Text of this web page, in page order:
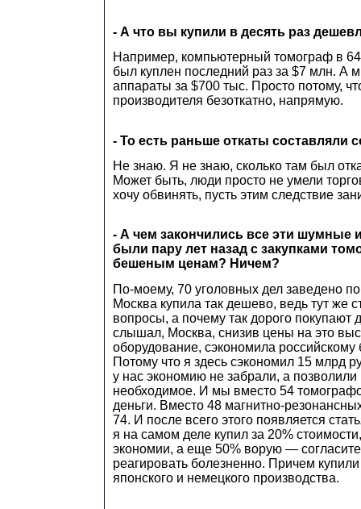
- А что вы купили в десять раз
Например, компьютерный томограф в 64
был куплен последний раз за $7 млн. А
аппараты за $700 тыс. Просто потому,
производителя безоткатно, напрямую.
- То есть раньше откаты составляли
Не знаю. Я не знаю, сколько там был
Может быть, люди просто не умели
хочу обвинять, пусть этим следствие
- А чем закончились все эти шумные
были пару лет назад с закупками
бешеным ценам? Ничем?
По-моему, 70 уголовных дел заведено
Москва купила так дешево, ведь тут же
вопросы, а почему так дорого покупают
слышал, Москва, снизив цены на это
оборудование, сэкономила
Потому что я здесь сэкономил 15 млрд
у нас экономию не забрали, а позволили
необходимое. И мы вместо 54
деньги. Вместо 48 магнитно-
74. И после всего этого появляется
я на самом деле купил за 20%
экономии, а еще 50% ворую —
реагировать болезненно. Причем
японского и немецкого производства.